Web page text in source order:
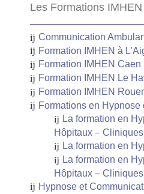
Les Formations IMHEN
Communication
Formation IMHEN à
Formation IMHEN Caen
Formation IMHEN Le
Formation IMHEN
Formations en Hypnose
La formation en
Hôpitaux – Cliniques
La formation en
La formation en
Hôpitaux – Cliniques
Hypnose et